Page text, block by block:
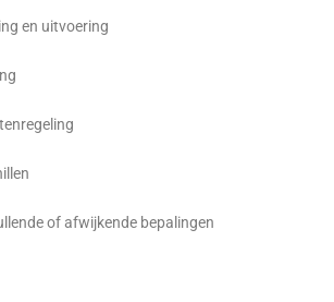
en uitvoering
of afwijkende bepalingen